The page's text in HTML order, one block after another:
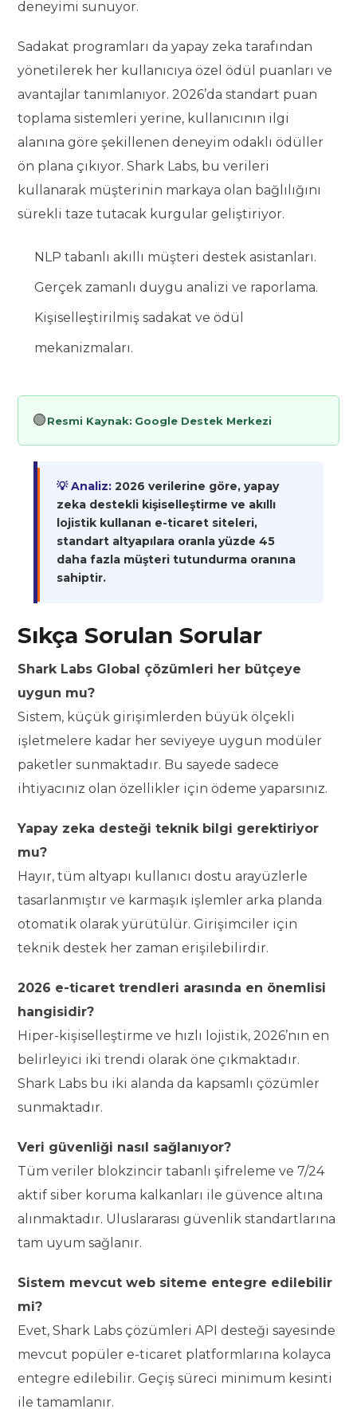
deneyimi sunuyor.
Sadakat programları da yapay zeka tarafından
yönetilerek her kullanıcıya özel ödül puanları ve
avantajlar tanımlanıyor. 2026’da standart puan
toplama sistemleri yerine, kullanıcının ilgi
alanına göre şekillenen deneyim odaklı ödüller
ön plana çıkıyor. Shark Labs, bu verileri
kullanarak müşterinin markaya olan bağlılığını
sürekli taze tutacak kurgular geliştiriyor.
NLP tabanlı akıllı müşteri destek asistanları.
Gerçek zamanlı duygu analizi ve raporlama.
Kişiselleştirilmiş sadakat ve ödül
mekanizmaları.
🟢Resmi Kaynak: Google Destek Merkezi
💡 Analiz: 2026 verilerine göre, yapay
zeka destekli kişiselleştirme ve akıllı
lojistik kullanan e-ticaret siteleri,
standart altyapılara oranla yüzde 45
daha fazla müşteri tutundurma oranına
sahiptir.
Sıkça Sorulan Sorular
Shark Labs Global çözümleri her bütçeye
uygun mu?
Sistem, küçük girişimlerden büyük ölçekli
işletmelere kadar her seviyeye uygun modüler
paketler sunmaktadır. Bu sayede sadece
ihtiyacınız olan özellikler için ödeme yaparsınız.
Yapay zeka desteği teknik bilgi gerektiriyor
mu?
Hayır, tüm altyapı kullanıcı dostu arayüzlerle
tasarlanmıştır ve karmaşık işlemler arka planda
otomatik olarak yürütülür. Girişimciler için
teknik destek her zaman erişilebilirdir.
2026 e-ticaret trendleri arasında en önemlisi
hangisidir?
Hiper-kişiselleştirme ve hızlı lojistik, 2026’nın en
belirleyici iki trendi olarak öne çıkmaktadır.
Shark Labs bu iki alanda da kapsamlı çözümler
sunmaktadır.
Veri güvenliği nasıl sağlanıyor?
Tüm veriler blokzincir tabanlı şifreleme ve 7/24
aktif siber koruma kalkanları ile güvence altına
alınmaktadır. Uluslararası güvenlik standartlarına
tam uyum sağlanır.
Sistem mevcut web siteme entegre edilebilir
mi?
Evet, Shark Labs çözümleri API desteği sayesinde
mevcut popüler e-ticaret platformlarına kolayca
entegre edilebilir. Geçiş süreci minimum kesinti
ile tamamlanır.